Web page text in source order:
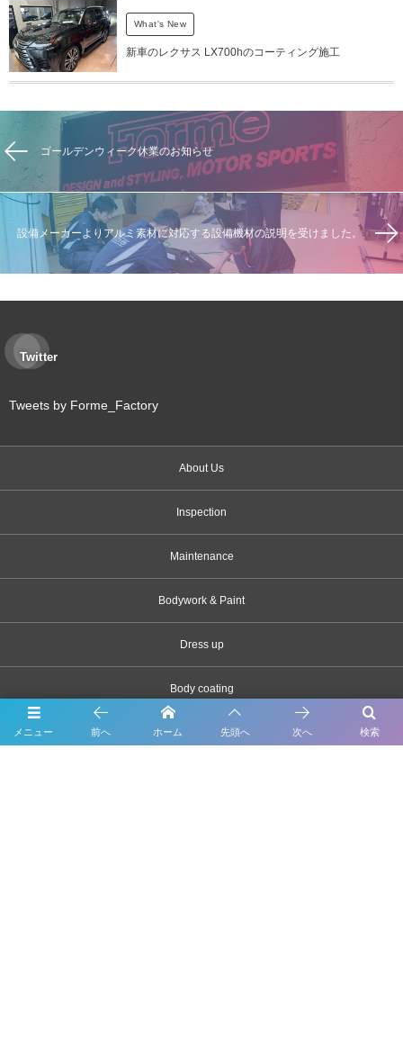
What's New
新車のレクサス LX700hのコーティング施工
ゴールデンウィーク休業のお知らせ
設備メーカーよりアルミ素材に対応する設備機材の説明を受けました。
Twitter
Tweets by Forme_Factory
About Us
Inspection
Maintenance
Bodywork & Paint
Dress up
Body coating
Carsensor
メニュー 検索
前へ ホーム 先頭へ 次へ